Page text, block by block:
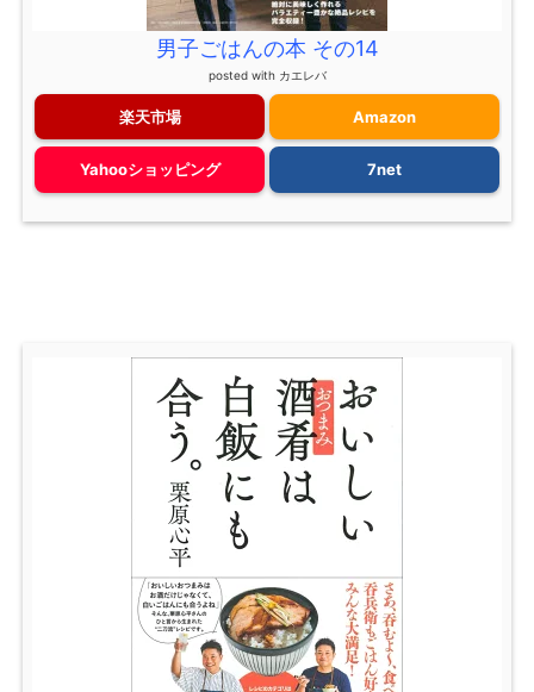
男子ごはんの本 その14
posted with カエレバ
楽天市場 Amazon
Yahooショッピング 7net